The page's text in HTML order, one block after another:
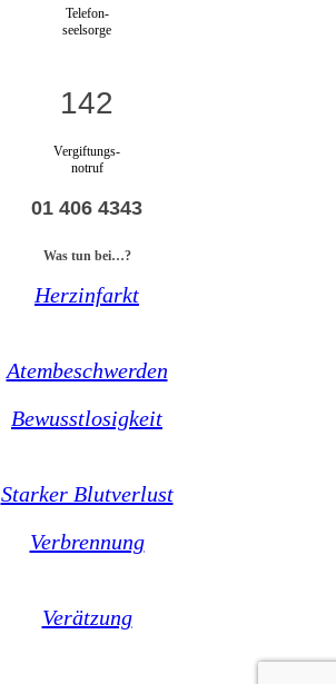
Telefon-
seelsorge
142
Vergiftungs-
notruf
01 406 4343
Was tun bei…?
Herzinfarkt
Atembeschwerden
Bewusstlosigkeit
Starker Blutverlust
Verbrennung
Verätzung